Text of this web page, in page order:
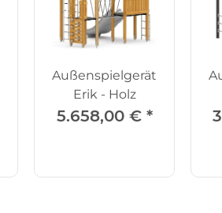
Außenspielgerät
Erik - Holz
5.658,00 € *